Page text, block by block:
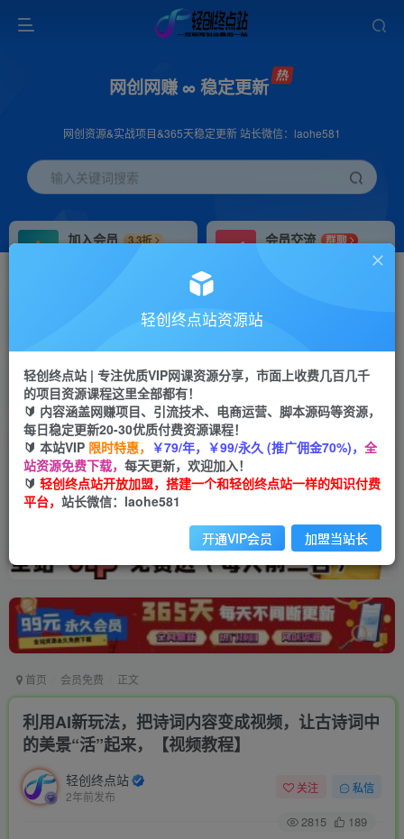
网创网赚 ∞ 稳定更新
网创资源&实战项目&365天稳定更新 站长微信：laohe581
输入关键词搜索
加入会员
3.3折
会员交流
群聊
推广返佣高达70%
投稿专区 免费
教程必须完整详细
APP下载
Down
首页 会员免费 正文
利用AI新玩法，把诗词内容变成视频，让古诗词中
的美景“活”起来，【视频教程】
轻创终点站
2年前发布
关注 私信
2815 189
轻创终点站资源站
轻创终点站 | 专注优质VIP网课资源分享，市面上收费几百几千
的项目资源课程这里全部都有！
🔰 内容涵盖网赚项目、引流技术、电商运营、脚本源码等资源，
每日稳定更新20-30优质付费资源课程！
🔰 本站VIP 限时特惠， ￥79/年，￥99/永久 (推广佣金70%)， 全
站资源免费下载， 每天更新，欢迎加入！
🔰 轻创终点站开放加盟，搭建一个和轻创终点站一样的知识付费
平台， 站长微信：laohe581
开通VIP会员 加盟当站长